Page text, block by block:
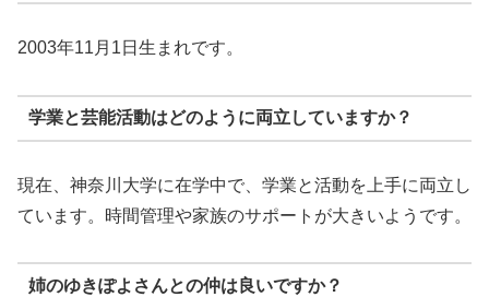
2003年11月1日生まれです。
学業と芸能活動はどのように両立していますか？
現在、神奈川大学に在学中で、学業と活動を上手に両立し
ています。時間管理や家族のサポートが大きいようです。
姉のゆきぽよさんとの仲は良いですか？